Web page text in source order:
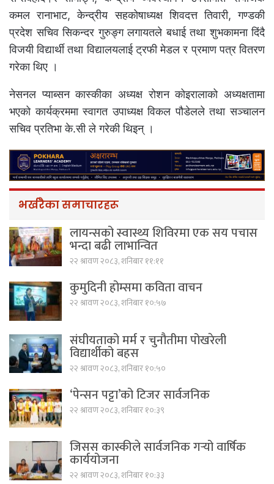
कमल रानाभाट, केन्द्रीय सहकोषाध्यक्ष शिवदत्त तिवारी, गण्डकी
प्रदेश सचिव सिकन्दर गुरुङ्ग लगायतले बधाई तथा शुभकामना दिंदै
विजयी विद्यार्थी तथा विद्यालयलाई ट्रफी मेडल र प्रमाण पत्र वितरण
गरेका थिए ।
नेसनल प्याब्सन कास्कीका अध्यक्ष रोशन कोइरालाको अध्यक्षतामा
भएको कार्यक्रममा स्वागत उपाध्यक्ष विकल पौडेलले तथा सञ्चालन
सचिव प्रतिभा के.सी ले गरेकी थिइन् ।
भर्खरैका समाचारहरू
लायन्सको स्वास्थ्य शिविरमा एक सय पचास
भन्दा बढी लाभान्वित
२२ श्रावण २०८३, शनिबार ११:११
कुमुदिनी होम्समा कविता वाचन
२२ श्रावण २०८३, शनिबार १०:५७
संघीयताको मर्म र चुनौतीमा पोखरेली
विद्यार्थीको बहस
२२ श्रावण २०८३, शनिबार १०:५०
‘पेन्सन पट्टा’को टिजर सार्वजनिक
२२ श्रावण २०८३, शनिबार १०:३९
जिसस कास्कीले सार्वजनिक गर्‍यो वार्षिक
कार्ययोजना
२२ श्रावण २०८३, शनिबार १०:३३